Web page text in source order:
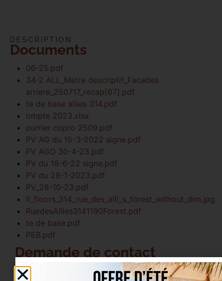
DESCRIPTION
Documents
06-25.pdf
34-2 ALL_Metre descriptif_Facades
arriere_250717_recap[67].pdf
te de base allies 314.pdf
ompte 2023.xlsx
ourrier copro 2509.pdf
PV AG du 15-3-2022 signe.pdf
PV AGO 30-4-23.pdf
PV du 18-6-22 signe.pdf
PV du 28-1-2023.pdf
PV_28-10-23.pdf
ll_floors_314_rue_des_alli_s_forest_without_dim.jpg
RuedesAllies3141190Forest.pdf
te de base.pdf
PEB.pdf
Demande de contact
Nom & prénom